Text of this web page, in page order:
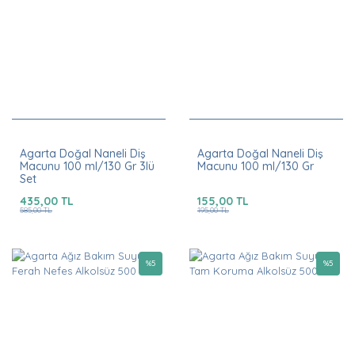
Agarta Doğal Naneli Diş
Macunu 100 ml/130 Gr 3lü
Set
435,00 TL
585,00 TL
Agarta Doğal Naneli Diş
Macunu 100 ml/130 Gr
155,00 TL
195,00 TL
%5 %5